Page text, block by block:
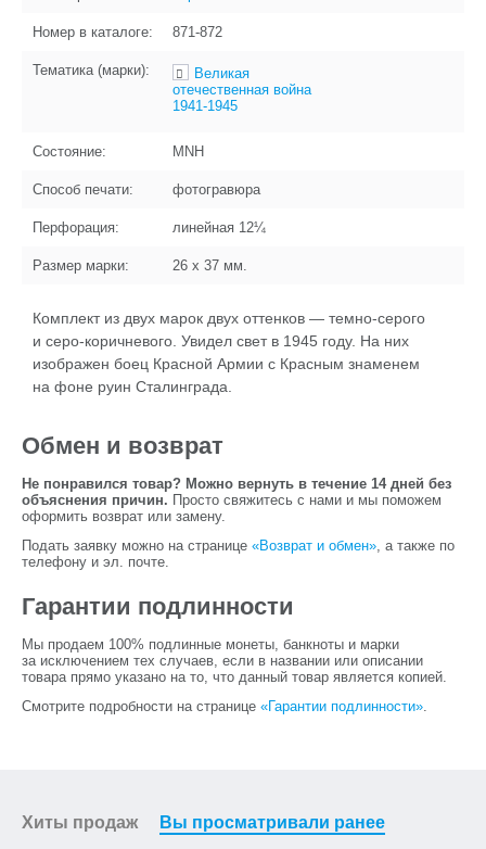
Номер в каталоге: 871-872
Тематика (марки):
Великая
отечественная война
1941-1945
Состояние: MNH
Способ печати: фотогравюра
Перфорация: линейная 12¼
Размер марки: 26 x 37 мм.
Комплект из двух марок двух оттенков — темно-серого
и серо-коричневого. Увидел свет в 1945 году. На них
изображен боец Красной Армии с Красным знаменем
на фоне руин Сталинграда.
Обмен и возврат
Не понравился товар? Можно вернуть в течение 14 дней без
объяснения причин. Просто свяжитесь с нами и мы поможем
оформить возврат или замену.
Подать заявку можно на странице «Возврат и обмен», а также по
телефону и эл. почте.
Гарантии подлинности
Мы продаем 100% подлинные монеты, банкноты и марки
за исключением тех случаев, если в названии или описании
товара прямо указано на то, что данный товар является копией.
Смотрите подробности на странице «Гарантии подлинности».
Хиты продаж Вы просматривали ранее